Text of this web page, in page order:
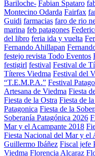
Bariloche- Fabian Spataro
Montecino Odarda Fairfax
Guidi farmacias faro de rio
marina feb patagones
del libro feria ida y vuelta
Fernando Ahillapan
festejo revista Todo Eventos
festigirl festival Festival de
Títeres Viedma Festival del
“T.E.M.P.A.” Festival
Artesana de Viedma Fiesta
Fiesta de la Ostra Fiesta de
Patagonica Fiesta de la
Soberanía Patagónica 2026
Mar y el Acampante 2018
Fiesta Nacional del Mar y el
Guillermo Ibáñez Fiscal jefe
Viedma Florencia Alcaraz